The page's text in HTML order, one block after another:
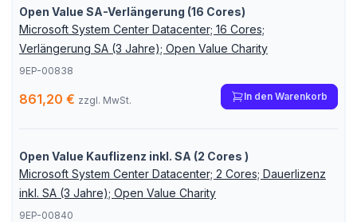
Open Value SA-Verlängerung (16 Cores)
Microsoft System Center Datacenter; 16 Cores;
Verlängerung SA (3 Jahre); Open Value Charity
9EP-00838
861,20 € zzgl. MwSt. In den Warenkorb
Open Value Kauflizenz inkl. SA (2 Cores )
Microsoft System Center Datacenter; 2 Cores; Dauerlizenz
inkl. SA (3 Jahre); Open Value Charity
9EP-00840